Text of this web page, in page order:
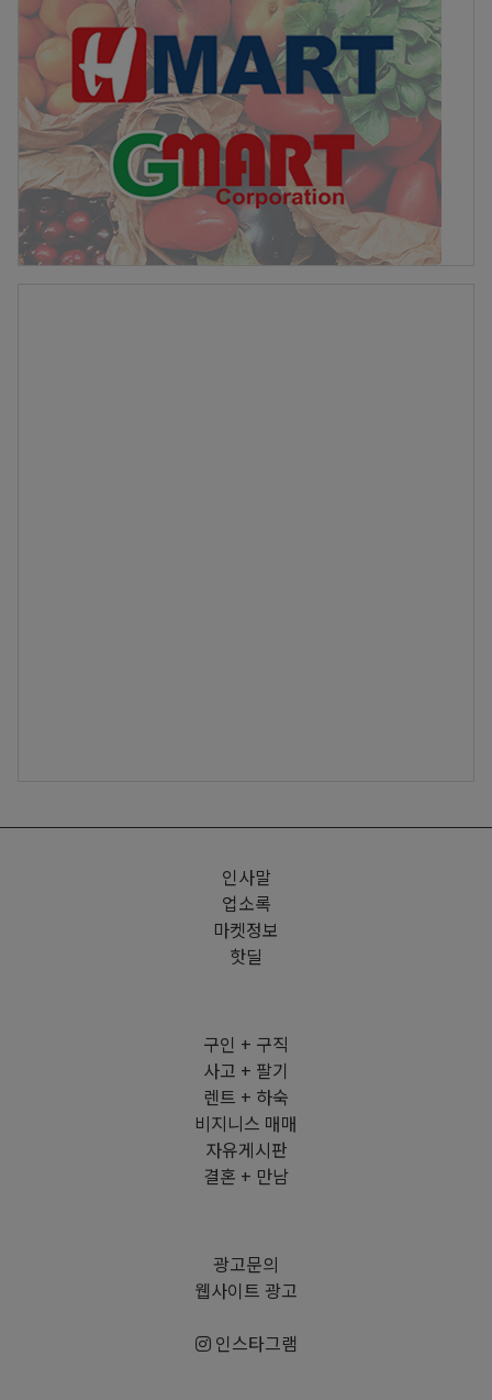
인사말
업소록
마켓정보
핫딜
구인 + 구직
사고 + 팔기
렌트 + 하숙
비지니스 매매
자유게시판
결혼 + 만남
광고문의
웹사이트 광고
인스타그램